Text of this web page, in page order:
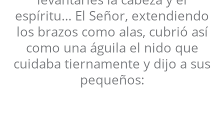
espíritu… El Señor, extendiendo
los brazos como alas, cubrió así
como una águila el nido que
cuidaba tiernamente y dijo a sus
pequeños: